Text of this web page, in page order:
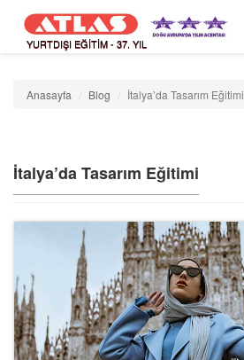
YURTDIŞI EĞİTİM - 37. YIL
Anasayfa Blog İtalya’da Tasarım Eğitimi
İtalya’da Tasarım Eğitimi